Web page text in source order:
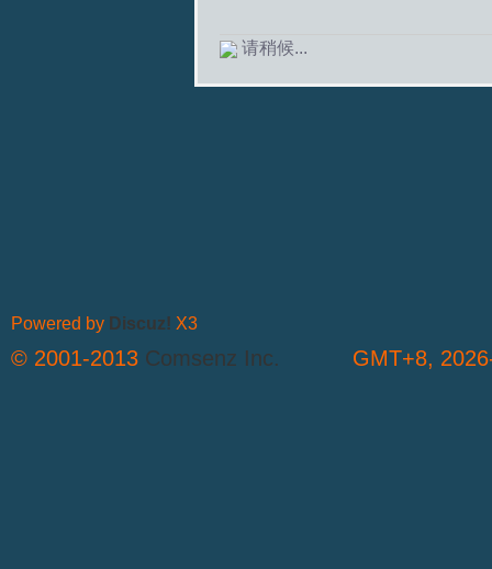
请稍候...
GMT+8,
Powered by Discuz! X3
© 2001-2013 Comsenz Inc.